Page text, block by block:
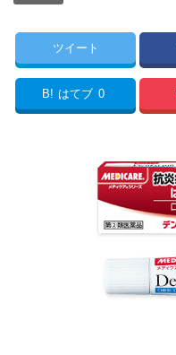
ツイート
B! はてブ 0